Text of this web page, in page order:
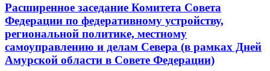
Расширенное заседание Комитета Совета
Федерации по федеративному устройству,
региональной политике, местному
самоуправлению и делам Севера (в рамках Дней
Амурской области в Совете Федерации)